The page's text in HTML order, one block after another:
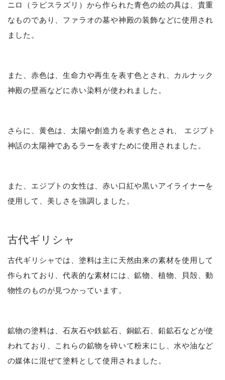
ニロ（ラピスラズリ）から作られた青色の絵の具は、貴重
なものであり、ファラオの墓や神殿の装飾などに使用され
ました。
また、赤色は、生命力や再生を表す色とされ、カルナック
神殿の壁画などに赤い染料が使われました。
さらに、黄色は、太陽や創造力を表す色とされ、 エジプト
神話の太陽神であるラーを表すために使用されました。
また、エジプトの女性は、赤い口紅や黒いアイライナーを
使用して、美しさを強調しました。
古代ギリシャ
古代ギリシャでは、塗料は主に天然由来の素材を使用して
作られており、代表的な素材には、鉱物、植物、貝殻、動
物性のものが見つかっています。
鉱物の塗料は、石灰石や鉄鉱石、銅鉱石、鉛鉱石などが使
われており、これらの鉱物を砕いて粉末にし、水や油など
の媒体に混ぜて塗料として使用されました。